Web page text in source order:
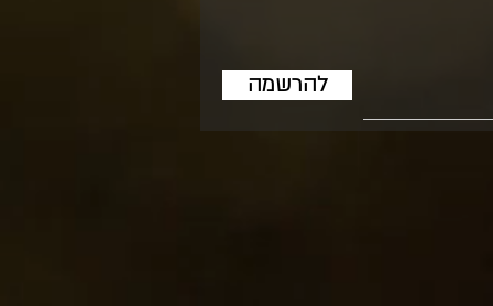
להרשמה